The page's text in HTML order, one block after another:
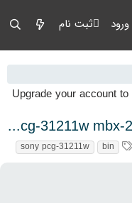
ورود ثبت نام
sony pcg-31211w
برچسب‌ها
bin
sony pcg-31211w